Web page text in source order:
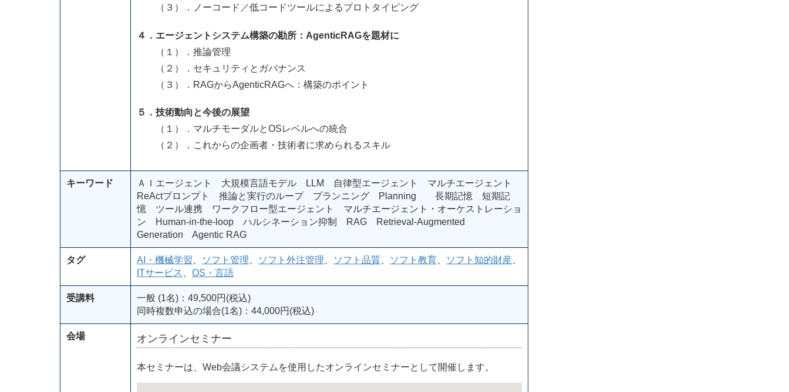
（３）．ノーコード／低コードツールによるプロトタイピング
４．エージェントシステム構築の勘所：AgenticRAGを題材に
（１）．推論管理
（２）．セキュリティとガバナンス
（３）．RAGからAgenticRAGへ：構築のポイント
５．技術動向と今後の展望
（１）．マルチモーダルとOSレベルへの統合
（２）．これからの企画者・技術者に求められるスキル
キーワード
ＡＩエージェント 大規模言語モデル LLM 自律型エージェント マルチエージェント
ReActプロンプト 推論と実行のループ プランニング Planning 長期記憶 短期記
憶 ツール連携 ワークフロー型エージェント マルチエージェント・オーケストレーショ
ン Human-in-the-loop ハルシネーション抑制 RAG Retrieval-Augmented
Generation Agentic RAG
タグ AI・機械学習 ソフト管理 ソフト外注管理 ソフト品質 ソフト教育 ソフト知的財産
ITサービス
OS・言語
受講料
一般 (1名)：49,500円(税込)
同時複数申込の場合(1名)：44,000円(税込)
会場 オンラインセミナー
本セミナーは、Web会議システムを使用したオンラインセミナーとして開催します。